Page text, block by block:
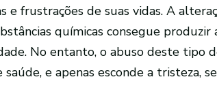
e frustrações de suas vidas. A
químicas consegue produzir
No entanto, o abuso deste tipo
e apenas esconde a tristeza,